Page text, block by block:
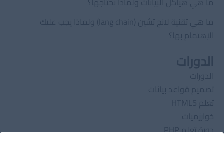
ما هي تقنية لانج تشين (lang chain) ولماذا يجب عليك
الإهتمام بها؟
الدورات
الدورات
تصميم قواعد بيانات
تعلم HTML5
خوارزميات
دورة تعلم PHP